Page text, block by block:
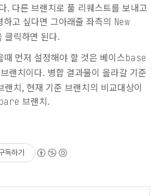
. 다른 브랜치로 풀 리퀘스트를 보내고
고 싶다면 그아래줄 좌측의 New
클릭하면 된다.
먼저 설정해야 할 것은 베이스base
브랜치이다. 병합 결과물이 올라갈 기준
치, 현재 기준 브랜치의 비교대상이
브랜치.
독하기